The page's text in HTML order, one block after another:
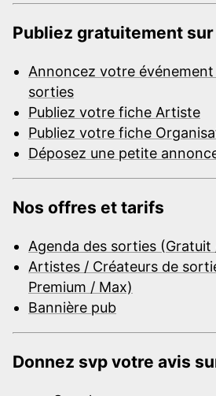
Publiez gratuitement
Annoncez votre
sorties
Publiez votre fiche Artiste
Publiez votre fiche
Déposez une petite
Nos offres et tarifs
Agenda des sorties (Gratuit
Artistes / Créateurs de
Premium / Max)
Bannière pub
Donnez svp votre avis